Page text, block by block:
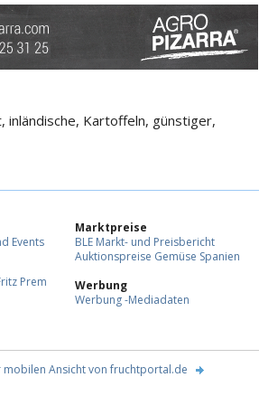
inländische, Kartoffeln, günstiger,
Events
Prem
Marktpreise
BLE Markt- und Preisbericht
Auktionspreise Gemüse Spanien
Werbung
Werbung -Mediadaten
mobilen Ansicht von fruchtportal.de